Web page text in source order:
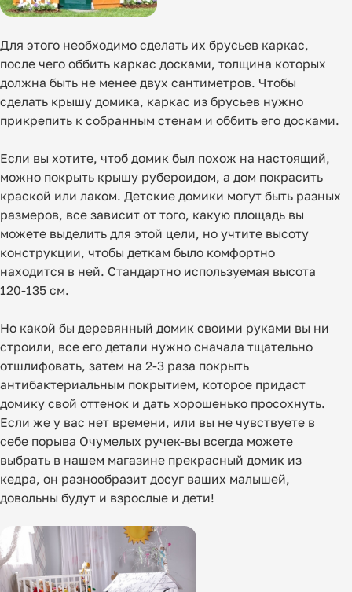
Для этого необходимо сделать их брусьев каркас,
после чего оббить каркас досками, толщина которых
должна быть не менее двух сантиметров. Чтобы
сделать крышу домика, каркас из брусьев нужно
прикрепить к собранным стенам и оббить его досками.
Если вы хотите, чтоб домик был похож на настоящий,
можно покрыть крышу рубероидом, а дом покрасить
краской или лаком. Детские домики могут быть разных
размеров, все зависит от того, какую площадь вы
можете выделить для этой цели, но учтите высоту
конструкции, чтобы деткам было комфортно
находится в ней. Стандартно используемая высота
120-135 см.
Но какой бы деревянный домик своими руками вы ни
строили, все его детали нужно сначала тщательно
отшлифовать, затем на 2-3 раза покрыть
антибактериальным покрытием, которое придаст
домику свой оттенок и дать хорошенько просохнуть.
Если же у вас нет времени, или вы не чувствуете в
себе порыва Очумелых ручек-вы всегда можете
выбрать в нашем магазине прекрасный домик из
кедра, он разнообразит досуг ваших малышей,
довольны будут и взрослые и дети!